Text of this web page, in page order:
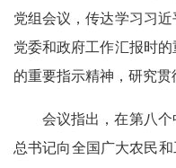
党组会议，传达学习习
党委和政府工作汇报时
的重要指示精神，研究贯
会议指出，在第八
总书记向全国广大农民